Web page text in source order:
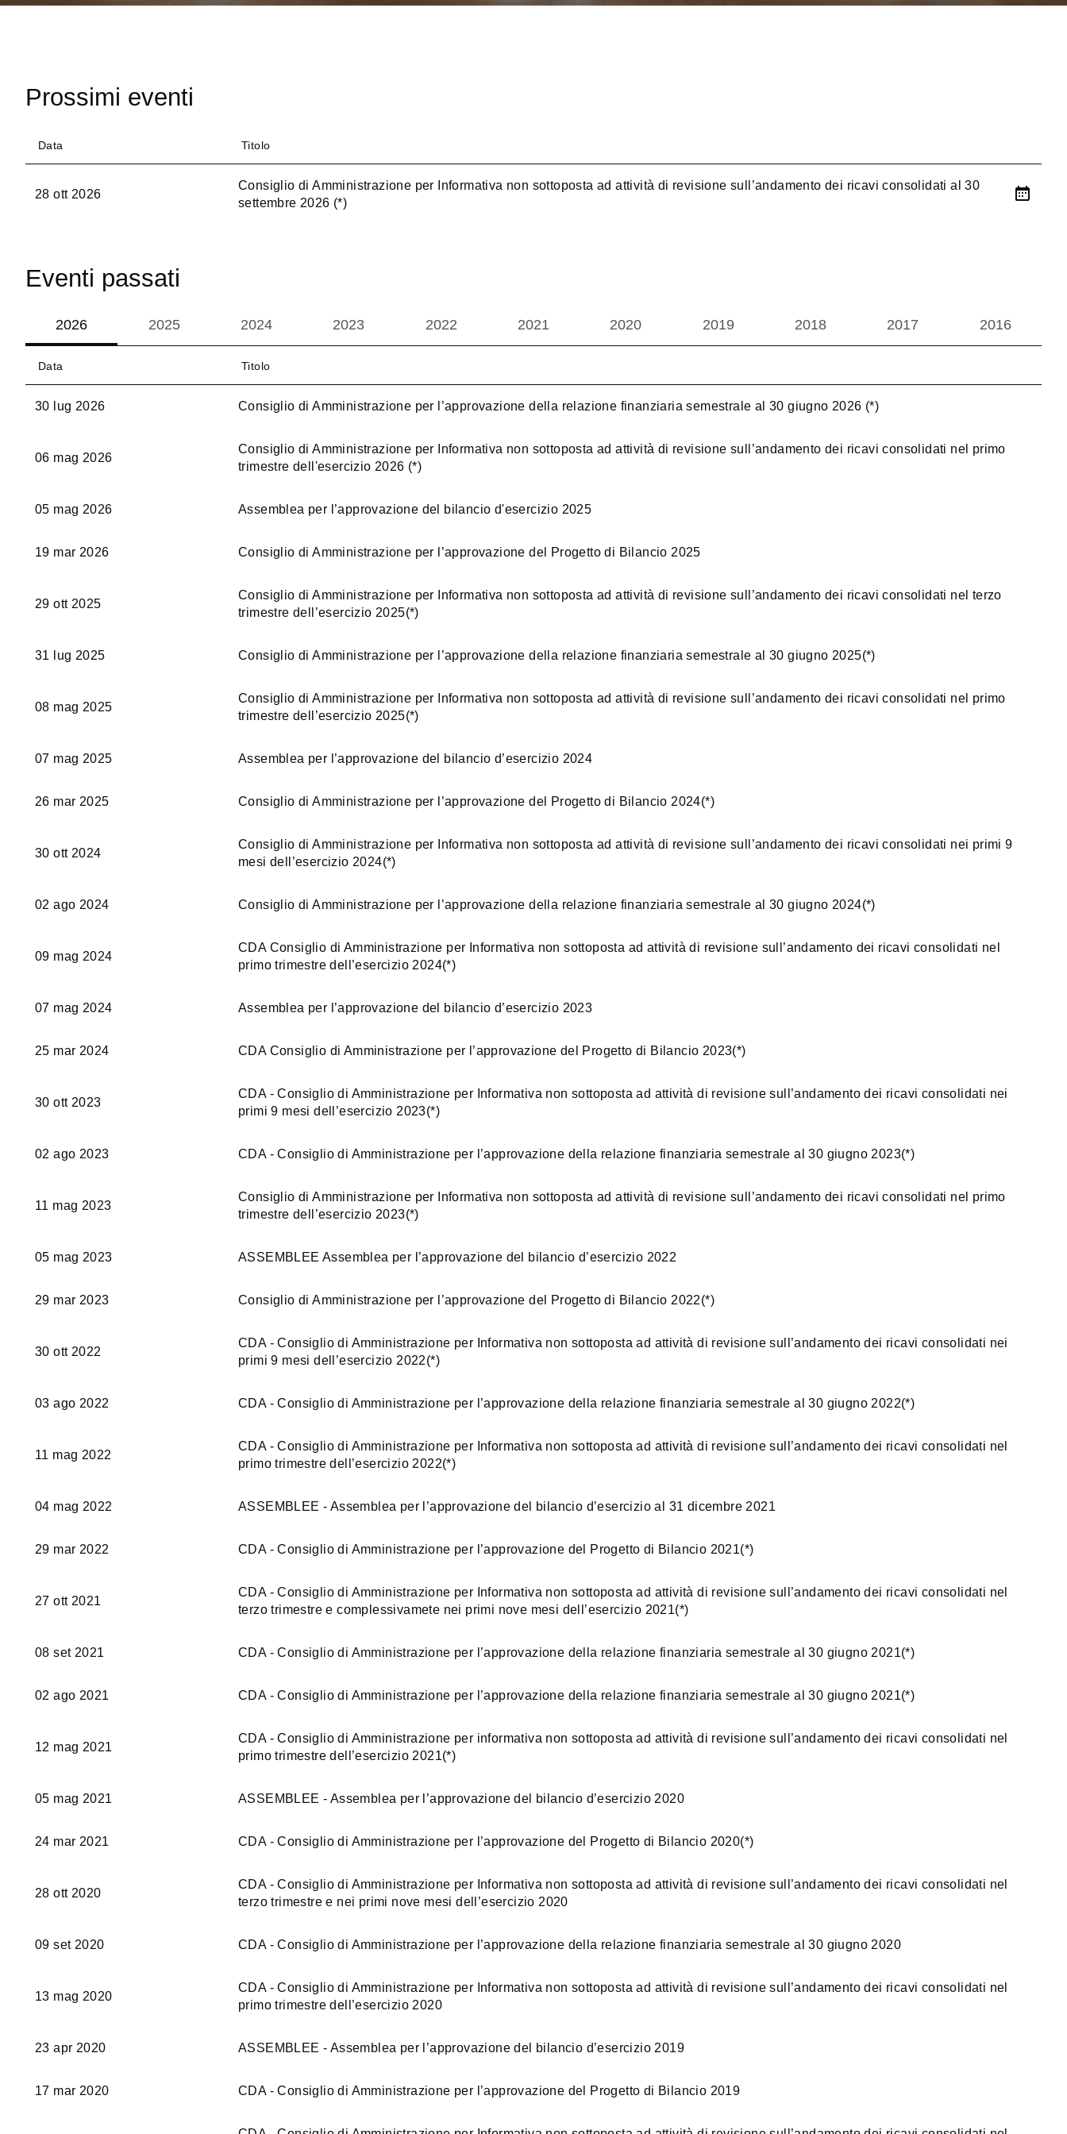
Prossimi eventi
Data Titolo
28 ott 2026
Consiglio di Amministrazione per Informativa non sottoposta ad attività di revisione sull’andamento dei ricavi consolidati al 30
settembre 2026 (*)
Eventi passati
2026 2025 2024 2023 2022 2021 2020 2019 2018 2017 2016
Data Titolo
30 lug 2026 Consiglio di Amministrazione per l’approvazione della relazione finanziaria semestrale al 30 giugno 2026 (*)
06 mag 2026
Consiglio di Amministrazione per Informativa non sottoposta ad attività di revisione sull’andamento dei ricavi consolidati nel primo
trimestre dell'esercizio 2026 (*)
05 mag 2026 Assemblea per l’approvazione del bilancio d'esercizio 2025
19 mar 2026 Consiglio di Amministrazione per l’approvazione del Progetto di Bilancio 2025
29 ott 2025
Consiglio di Amministrazione per Informativa non sottoposta ad attività di revisione sull’andamento dei ricavi consolidati nel terzo
trimestre dell’esercizio 2025(*)
31 lug 2025 Consiglio di Amministrazione per l’approvazione della relazione finanziaria semestrale al 30 giugno 2025(*)
08 mag 2025
Consiglio di Amministrazione per Informativa non sottoposta ad attività di revisione sull’andamento dei ricavi consolidati nel primo
trimestre dell’esercizio 2025(*)
07 mag 2025 Assemblea per l’approvazione del bilancio d’esercizio 2024
26 mar 2025 Consiglio di Amministrazione per l’approvazione del Progetto di Bilancio 2024(*)
30 ott 2024
Consiglio di Amministrazione per Informativa non sottoposta ad attività di revisione sull’andamento dei ricavi consolidati nei primi 9
mesi dell’esercizio 2024(*)
02 ago 2024 Consiglio di Amministrazione per l’approvazione della relazione finanziaria semestrale al 30 giugno 2024(*)
09 mag 2024
CDA Consiglio di Amministrazione per Informativa non sottoposta ad attività di revisione sull’andamento dei ricavi consolidati nel
primo trimestre dell’esercizio 2024(*)
07 mag 2024 Assemblea per l’approvazione del bilancio d’esercizio 2023
25 mar 2024 CDA Consiglio di Amministrazione per l’approvazione del Progetto di Bilancio 2023(*)
30 ott 2023
CDA - Consiglio di Amministrazione per Informativa non sottoposta ad attività di revisione sull’andamento dei ricavi consolidati nei
primi 9 mesi dell’esercizio 2023(*)
02 ago 2023 CDA - Consiglio di Amministrazione per l’approvazione della relazione finanziaria semestrale al 30 giugno 2023(*)
11 mag 2023
Consiglio di Amministrazione per Informativa non sottoposta ad attività di revisione sull’andamento dei ricavi consolidati nel primo
trimestre dell’esercizio 2023(*)
05 mag 2023 ASSEMBLEE Assemblea per l’approvazione del bilancio d’esercizio 2022
29 mar 2023 Consiglio di Amministrazione per l’approvazione del Progetto di Bilancio 2022(*)
30 ott 2022
CDA - Consiglio di Amministrazione per Informativa non sottoposta ad attività di revisione sull’andamento dei ricavi consolidati nei
primi 9 mesi dell’esercizio 2022(*)
03 ago 2022 CDA - Consiglio di Amministrazione per l’approvazione della relazione finanziaria semestrale al 30 giugno 2022(*)
11 mag 2022
CDA - Consiglio di Amministrazione per Informativa non sottoposta ad attività di revisione sull’andamento dei ricavi consolidati nel
primo trimestre dell’esercizio 2022(*)
04 mag 2022 ASSEMBLEE - Assemblea per l’approvazione del bilancio d’esercizio al 31 dicembre 2021
29 mar 2022 CDA - Consiglio di Amministrazione per l’approvazione del Progetto di Bilancio 2021(*)
27 ott 2021
CDA - Consiglio di Amministrazione per Informativa non sottoposta ad attività di revisione sull’andamento dei ricavi consolidati nel
terzo trimestre e complessivamete nei primi nove mesi dell’esercizio 2021(*)
08 set 2021 CDA - Consiglio di Amministrazione per l’approvazione della relazione finanziaria semestrale al 30 giugno 2021(*)
02 ago 2021 CDA - Consiglio di Amministrazione per l’approvazione della relazione finanziaria semestrale al 30 giugno 2021(*)
12 mag 2021
CDA - Consiglio di Amministrazione per informativa non sottoposta ad attività di revisione sull’andamento dei ricavi consolidati nel
primo trimestre dell’esercizio 2021(*)
05 mag 2021 ASSEMBLEE - Assemblea per l’approvazione del bilancio d’esercizio 2020
24 mar 2021 CDA - Consiglio di Amministrazione per l’approvazione del Progetto di Bilancio 2020(*)
28 ott 2020
CDA - Consiglio di Amministrazione per Informativa non sottoposta ad attività di revisione sull’andamento dei ricavi consolidati nel
terzo trimestre e nei primi nove mesi dell’esercizio 2020
09 set 2020 CDA - Consiglio di Amministrazione per l’approvazione della relazione finanziaria semestrale al 30 giugno 2020
13 mag 2020
CDA - Consiglio di Amministrazione per Informativa non sottoposta ad attività di revisione sull’andamento dei ricavi consolidati nel
primo trimestre dell’esercizio 2020
23 apr 2020 ASSEMBLEE - Assemblea per l’approvazione del bilancio d’esercizio 2019
17 mar 2020 CDA - Consiglio di Amministrazione per l’approvazione del Progetto di Bilancio 2019